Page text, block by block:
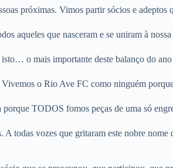
próximas. Vimos partir sócios e adeptos
aqueles que nasceram e se uniram à
o mais importante deste balanço do
o Rio Ave FC como ninguém
TODOS fomos peças de uma só
todas vozes que gritaram este nobre